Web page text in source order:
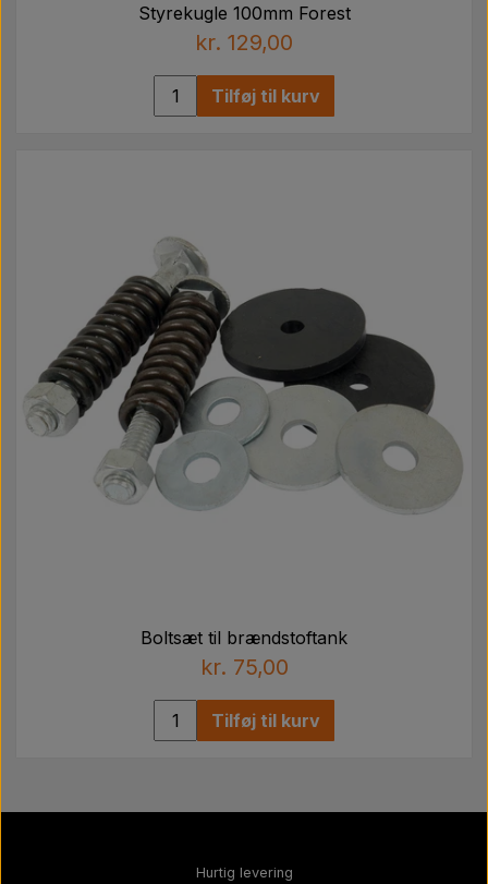
Styrekugle 100mm Forest
kr. 129,00
Tilføj til kurv
Boltsæt til brændstoftank
kr. 75,00
Tilføj til kurv
Hurtig levering